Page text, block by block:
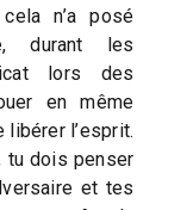
n’a posé
durant les
lors des
en même
libérer l’esprit.
tu dois penser
et tes